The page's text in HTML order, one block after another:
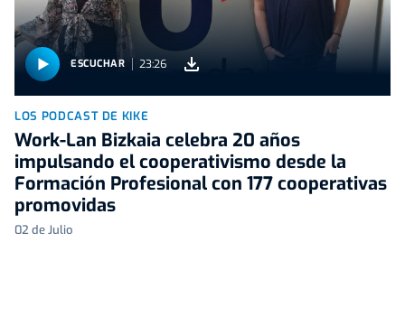
ESCUCHAR 23:26
LOS PODCAST DE KIKE
Work-Lan Bizkaia celebra 20 años
impulsando el cooperativismo desde la
Formación Profesional con 177 cooperativas
promovidas
02 de Julio